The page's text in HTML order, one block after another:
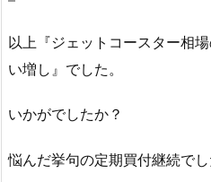
以上『ジェットコースター相
い増し』でした。
いかがでしたか？
悩んだ挙句の定期買付継続でし